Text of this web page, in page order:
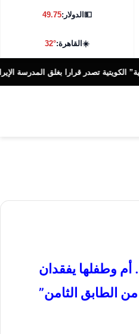
💵الدولار:49.75
☀️القاهرة:32°
تصدر قرارا بغلق المدرسة الإيرانية
وطفلها يفقدان
الطابق الثامن”